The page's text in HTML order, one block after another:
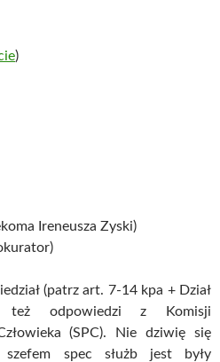
)
Ireneusza Zyski)
(patrz art. 7-14 kpa + Dział
też odpowiedzi z Komisji
(SPC). Nie dziwię się
spec służb jest były